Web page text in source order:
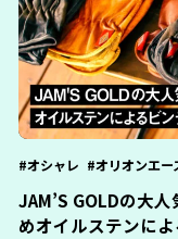
オシャレ オリオンエー
JAM’S GOLDの大
めオイルステンに